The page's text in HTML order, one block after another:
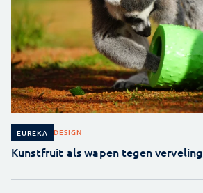
EUREKA DESIGN
Kunstfruit als wapen tegen verveling